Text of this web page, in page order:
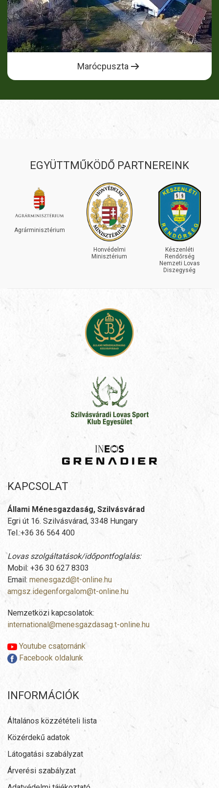
Marócpuszta
EGYÜTTMŰKÖDŐ PARTNEREINK
Agrárminisztérium
Honvédelmi
Minisztérium
Készenléti
Rendőrség
Nemzeti Lovas
Diszegység
KAPCSOLAT
Állami Ménesgazdaság, Szilvásvárad
Egri út 16. Szilvásvárad, 3348 Hungary
Tel.:+36 36 564 400
Lovas szolgáltatások/időpontfoglalás:
Mobil: +36 30 627 8303
Email: menesgazd@t-online.hu
amgsz.idegenforgalom@t-online.hu
Nemzetközi kapcsolatok:
international@menesgazdasag.t-online.hu
Youtube csatornánk
Facebook oldalunk
INFORMÁCIÓK
Általános közzétételi lista
Közérdekű adatok
Látogatási szabályzat
Árverési szabályzat